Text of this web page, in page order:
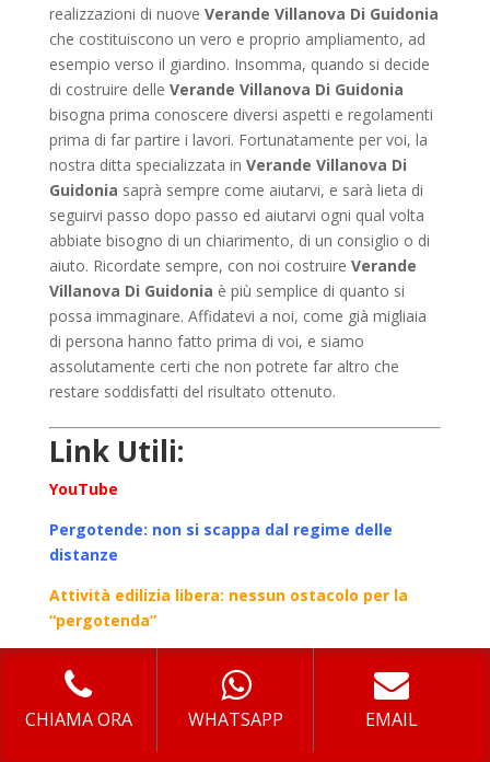
realizzazioni di nuove Verande Villanova Di Guidonia
che costituiscono un vero e proprio ampliamento, ad
esempio verso il giardino. Insomma, quando si decide
di costruire delle Verande Villanova Di Guidonia
bisogna prima conoscere diversi aspetti e regolamenti
prima di far partire i lavori. Fortunatamente per voi, la
nostra ditta specializzata in Verande Villanova Di
Guidonia saprà sempre come aiutarvi, e sarà lieta di
seguirvi passo dopo passo ed aiutarvi ogni qual volta
abbiate bisogno di un chiarimento, di un consiglio o di
aiuto. Ricordate sempre, con noi costruire Verande
Villanova Di Guidonia è più semplice di quanto si
possa immaginare. Affidatevi a noi, come già migliaia
di persona hanno fatto prima di voi, e siamo
assolutamente certi che non potrete far altro che
restare soddisfatti del risultato ottenuto.
Link Utili:
YouTube
Pergotende: non si scappa dal regime delle
distanze
Attività edilizia libera: nessun ostacolo per la
“pergotenda”
Verande, per avere uno spazio in giardino o terrazzo
riparato da sole e vento.
CHIAMA ORA WHATSAPP EMAIL